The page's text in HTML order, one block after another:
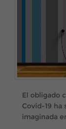
El obligado
Covid-19
imaginada